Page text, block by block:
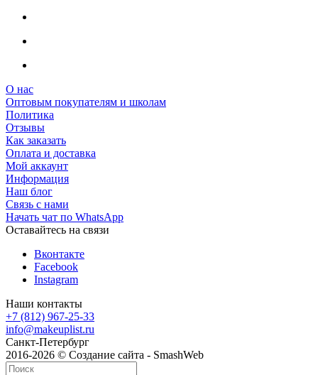
О нас
Оптовым покупателям и школам
Политика
Отзывы
Как заказать
Оплата и доставка
Мой аккаунт
Информация
Наш блог
Связь с нами
Начать чат по WhatsApp
Оставайтесь на связи
Вконтакте
Facebook
Instagram
Наши контакты
+7 (812) 967-25-33
info@makeuplist.ru
Санкт-Петербург
2016-2026 © Создание сайта - SmashWeb